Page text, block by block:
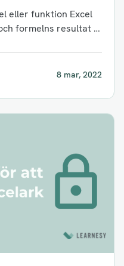
eller funktion Excel
formelns resultat i
8 mar, 2022